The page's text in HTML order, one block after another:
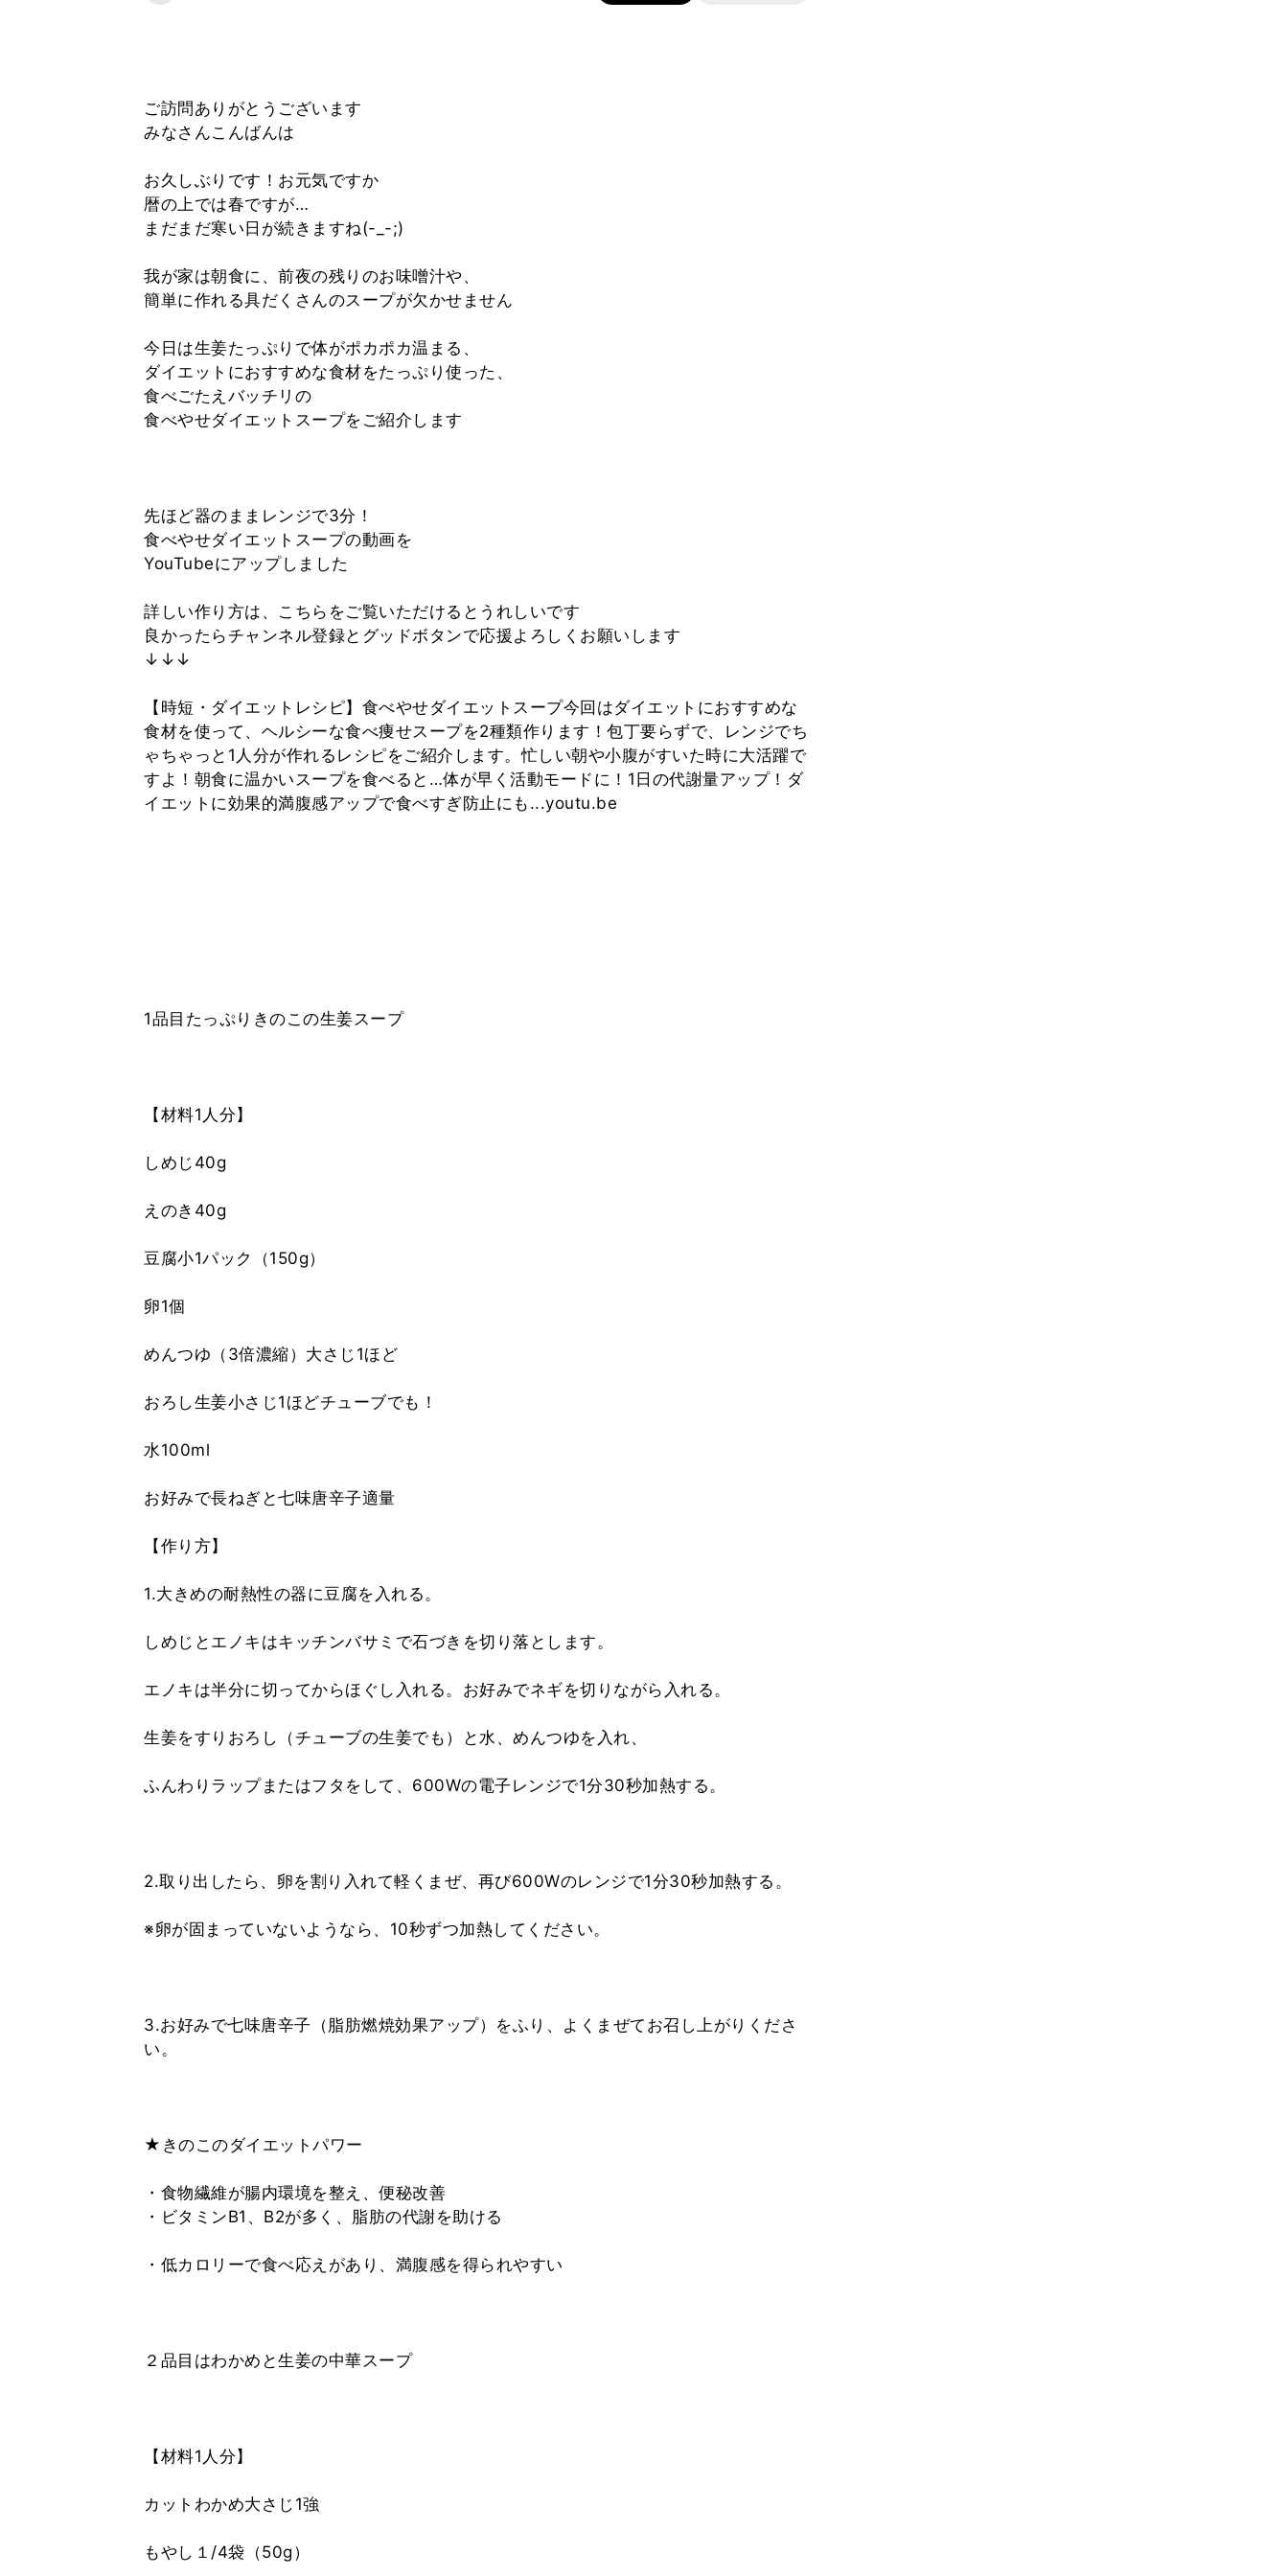
ご訪問ありがとうございます
みなさんこんばんは
お久しぶりです！お元気ですか
暦の上では春ですが…
まだまだ寒い日が続きますね(-_-;)
我が家は朝食に、前夜の残りのお味噌汁や、
簡単に作れる具だくさんのスープが欠かせません
今日は生姜たっぷりで体がポカポカ温まる、
ダイエットにおすすめな食材をたっぷり使った、
食べごたえバッチリの
食べやせダイエットスープをご紹介します
先ほど器のままレンジで3分！
食べやせダイエットスープの動画を
YouTubeにアップしました
詳しい作り方は、こちらをご覧いただけるとうれしいです
良かったらチャンネル登録とグッドボタンで応援よろしくお願いします
↓↓↓
【時短・ダイエットレシピ】食べやせダイエットスープ今回はダイエットにおすすめな
食材を使って、ヘルシーな食べ痩せスープを2種類作ります！包丁要らずで、レンジでち
ゃちゃっと1人分が作れるレシピをご紹介します。忙しい朝や小腹がすいた時に大活躍で
すよ！朝食に温かいスープを食べると…体が早く活動モードに！1日の代謝量アップ！ダ
イエットに効果的満腹感アップで食べすぎ防止にも...youtu.be
1品目たっぷりきのこの生姜スープ
【材料1人分】
しめじ40g
えのき40g
豆腐小1パック（150g）
卵1個
めんつゆ（3倍濃縮）大さじ1ほど
おろし生姜小さじ1ほどチューブでも！
水100ml
お好みで長ねぎと七味唐辛子適量
【作り方】
1.大きめの耐熱性の器に豆腐を入れる。
しめじとエノキはキッチンバサミで石づきを切り落とします。
エノキは半分に切ってからほぐし入れる。お好みでネギを切りながら入れる。
生姜をすりおろし（チューブの生姜でも）と水、めんつゆを入れ、
ふんわりラップまたはフタをして、600Wの電子レンジで1分30秒加熱する。
2.取り出したら、卵を割り入れて軽くまぜ、再び600Wのレンジで1分30秒加熱する。
※卵が固まっていないようなら、10秒ずつ加熱してください。
3.お好みで七味唐辛子（脂肪燃焼効果アップ）をふり、よくまぜてお召し上がりくださ
い。
★きのこのダイエットパワー
・食物繊維が腸内環境を整え、便秘改善
・ビタミンB1、B2が多く、脂肪の代謝を助ける
・低カロリーで食べ応えがあり、満腹感を得られやすい
２品目はわかめと生姜の中華スープ
【材料1人分】
カットわかめ大さじ1強
もやし１/4袋（50g）